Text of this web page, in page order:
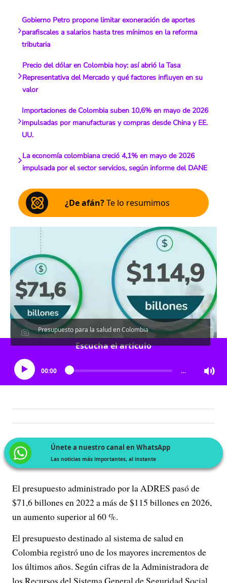
Gobierno Petro propone limitar exoneración de aportes
parafiscales a salarios hasta tres mínimos en la reforma
tributaria
Precio del dólar en Colombia hoy: así abrió la Tasa
Representativa del Mercado y qué factores influyen en su
valor
Importaciones de Colombia suben 10,6% en mayo de 2026
impulsadas por manufacturas y compras desde China y EE.
UU.
La economía colombiana creció 4,1% en mayo de 2026
impulsada por el sector servicios, según informe del DANE
¿De afán?Te lo resumimos
Presupuesto para la salud en Colombia
Escucha el artículo
00:00 …
Únete a nuestro canal en WhatsApp
Las noticias más importantes, al instante
El presupuesto administrado por la ADRES pasó de
$71,6 billones en 2022 a más de $115 billones en 2026,
un aumento superior al 60 %.
El presupuesto destinado al sistema de salud en
Colombia registró uno de los mayores incrementos de
los últimos años. Según cifras de la Administradora de